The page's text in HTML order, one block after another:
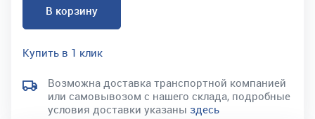
В корзину
Купить в 1 клик
Возможна доставка транспортной компанией
или самовывозом с нашего склада, подробные
условия доставки указаны здесь